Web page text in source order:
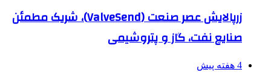
زرپالایش عصر صنعت (ValveSend)، شریک مطمئن
صنایع نفت، گاز و پتروشیمی
4 هفته پیش